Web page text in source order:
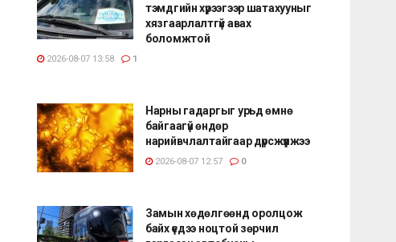
тэмдгийн хүрээгээр шатахууныг
хязгаарлалтгүй авах
боломжтой
2026-08-07 13:58 1
Нарны гадаргыг урьд өмнө
байгаагүй өндөр
нарийвчлалтайгаар дүрсжүүлжээ
2026-08-07 12:57 0
Замын хөдөлгөөнд оролцож
байх үедээ ноцтой зөрчил